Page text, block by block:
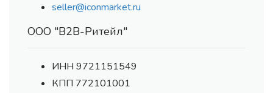
seller@iconmarket.ru
ООО "В2В-Ритейл"
ИНН 9721151549
КПП 772101001